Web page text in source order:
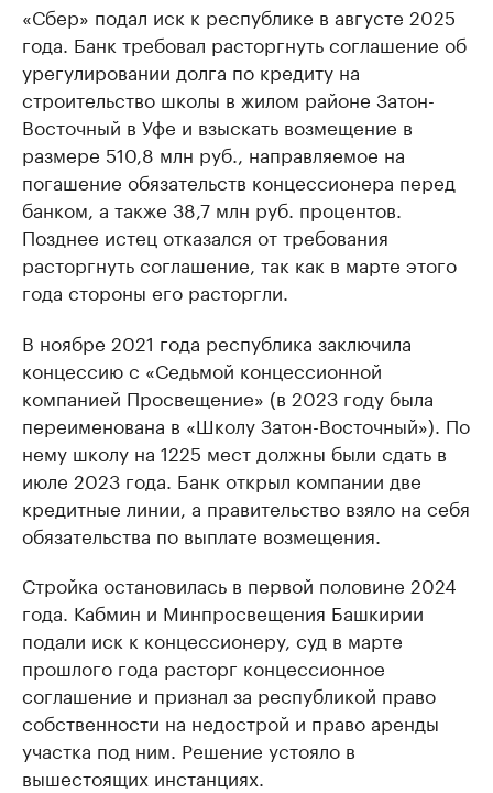
«Сбер» подал иск к республике в августе 2025
года. Банк требовал расторгнуть соглашение об
урегулировании долга по кредиту на
строительство школы в жилом районе Затон-
Восточный в Уфе и взыскать возмещение в
размере 510,8 млн руб., направляемое на
погашение обязательств концессионера перед
банком, а также 38,7 млн руб. процентов.
Позднее истец отказался от требования
расторгнуть соглашение, так как в марте этого
года стороны его расторгли.
В ноябре 2021 года республика заключила
концессию с «Седьмой концессионной
компанией Просвещение» (в 2023 году была
переименована в «Школу Затон-Восточный»). По
нему школу на 1225 мест должны были сдать в
июле 2023 года. Банк открыл компании две
кредитные линии, а правительство взяло на себя
обязательства по выплате возмещения.
Стройка остановилась в первой половине 2024
года. Кабмин и Минпросвещения Башкирии
подали иск к концессионеру, суд в марте
прошлого года расторг концессионное
соглашение и признал за республикой право
собственности на недострой и право аренды
участка под ним. Решение устояло в
вышестоящих инстанциях.